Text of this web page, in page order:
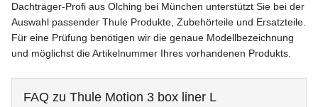
Dachträger-Profi aus Olching bei München unterstützt Sie bei der
Auswahl passender Thule Produkte, Zubehörteile und Ersatzteile.
Für eine Prüfung benötigen wir die genaue Modellbezeichnung
und möglichst die Artikelnummer Ihres vorhandenen Produkts.
FAQ zu Thule Motion 3 box liner L